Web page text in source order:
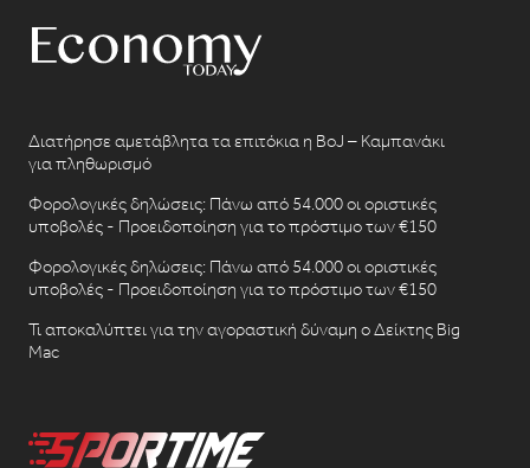
Διατήρησε αμετάβλητα τα επιτόκια η BoJ – Καμπανάκι
για πληθωρισμό
Φορολογικές δηλώσεις: Πάνω από 54.000 οι οριστικές
υποβολές - Προειδοποίηση για το πρόστιμο των €150
Φορολογικές δηλώσεις: Πάνω από 54.000 οι οριστικές
υποβολές - Προειδοποίηση για το πρόστιμο των €150
Τι αποκαλύπτει για την αγοραστική δύναμη ο Δείκτης Big
Mac